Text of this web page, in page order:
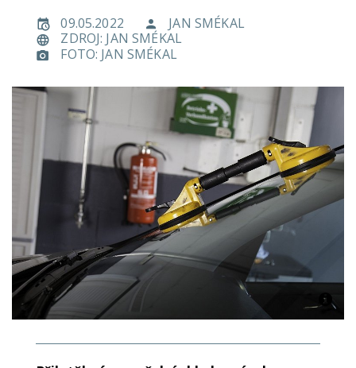
09.05.2022
JAN SMÉKAL
ZDROJ: JAN SMÉKAL
FOTO: JAN SMÉKAL